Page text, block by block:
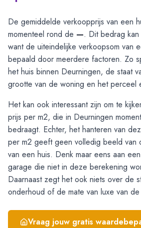
De gemiddelde verkoopprijs van een
momenteel rond de —. Dit bedrag
want de uiteindelijke verkoopsom van
bepaald door meerdere factoren. Zo
het huis binnen Deurningen, de staat
grootte van de woning en het perceel
Het kan ook interessant zijn om te
prijs per m2, die in Deurningen
bedraagt. Echter, het hanteren van
per m2 geeft geen volledig beeld van
van een huis. Denk maar eens aan
garage die niet in deze berekening
Daarnaast zegt het ook niets over de
onderhoud of de mate van luxe van
Vraag jouw gratis